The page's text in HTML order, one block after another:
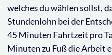
welches du wählen sollst,
Stundenlohn bei der
45 Minuten Fahrtzeit pro
Minuten zu Fuß die Arbeit